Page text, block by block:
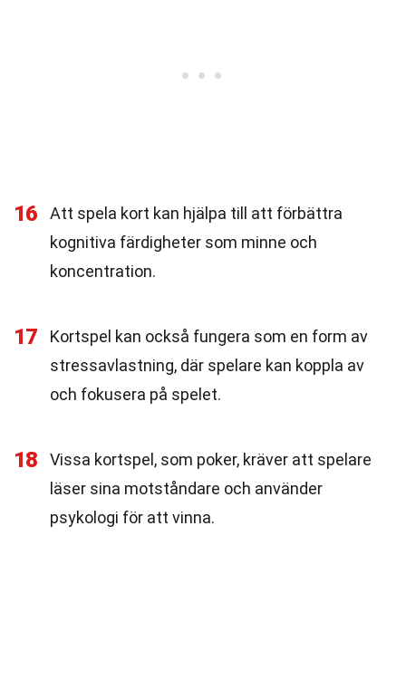
16
Att spela kort kan hjälpa till att förbättra
kognitiva färdigheter som minne och
koncentration.
17
Kortspel kan också fungera som en form av
stressavlastning, där spelare kan koppla av
och fokusera på spelet.
18
Vissa kortspel, som poker, kräver att spelare
läser sina motståndare och använder
psykologi för att vinna.